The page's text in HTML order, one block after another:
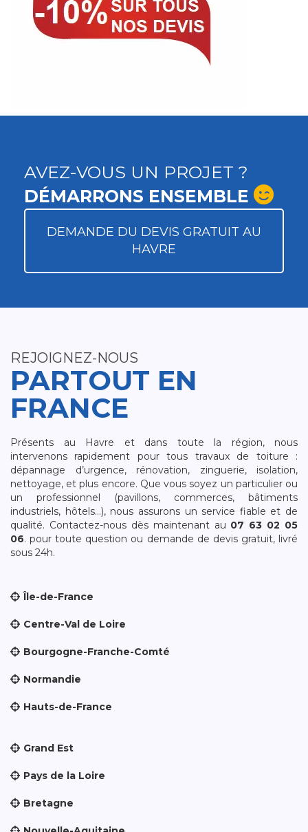
AVEZ-VOUS UN PROJET ?
DÉMARRONS ENSEMBLE
DEMANDE DU DEVIS GRATUIT AU
HAVRE
REJOIGNEZ-NOUS
PARTOUT EN
FRANCE
Présents au Havre et dans toute la région, nous
intervenons rapidement pour tous travaux de toiture :
dépannage d’urgence, rénovation, zinguerie, isolation,
nettoyage, et plus encore. Que vous soyez un particulier ou
un professionnel (pavillons, commerces, bâtiments
industriels, hôtels…), nous assurons un service fiable et de
qualité. Contactez-nous dès maintenant au 07 63 02 05
06. pour toute question ou demande de devis gratuit, livré
sous 24h.
Île-de-France
Centre-Val de Loire
Bourgogne-Franche-Comté
Normandie
Hauts-de-France
Grand Est
Pays de la Loire
Bretagne